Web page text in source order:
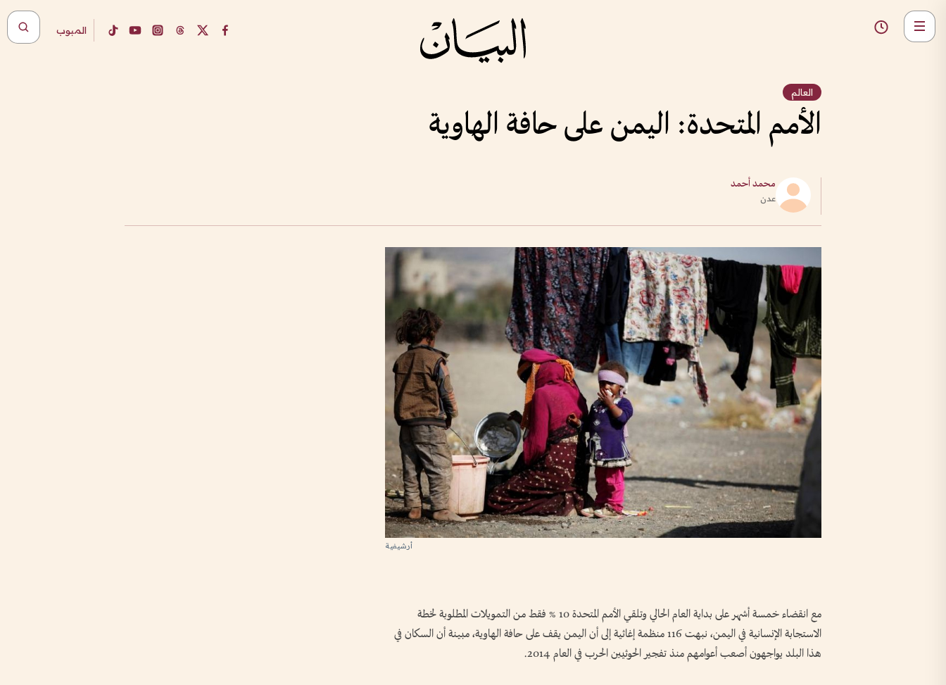
المبوب
العالم
الأمم المتحدة: اليمن على حافة الهاوية
محمد أحمد
عدن
أرشيفية
مع انقضاء خمسة أشهر على بداية العام الحالي وتلقي الأمم المتحدة 10 % فقط من التمويلات المطلوبة لخطة
الاستجابة الإنسانية في اليمن، نبهت 116 منظمة إغاثية إلى أن اليمن يقف على حافة الهاوية، مبينة أن السكان في
هذا البلد يواجهون أصعب أعوامهم منذ تفجير الحوثيين الحرب في العام 2014.